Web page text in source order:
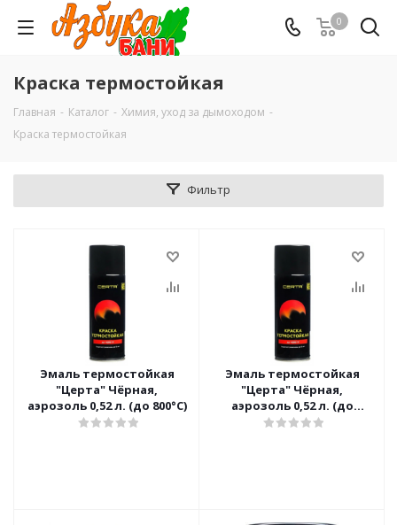
0
Краска термостойкая
Главная - Каталог - Химия, уход за дымоходом -
Краска термостойкая
Фильтр
Эмаль термостойкая
"Церта" Чёрная,
аэрозоль 0,52 л. (до 800°С)
Эмаль термостойкая
"Церта" Чёрная,
аэрозоль 0,52 л. (до
1200°С)